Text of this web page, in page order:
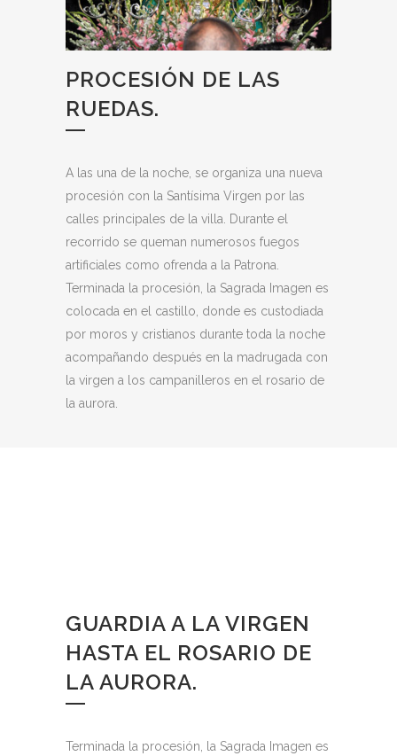
PROCESIÓN DE LAS
RUEDAS.
A las una de la noche, se organiza una nueva
procesión con la Santísima Virgen por las
calles principales de la villa. Durante el
recorrido se queman numerosos fuegos
artificiales como ofrenda a la Patrona.
Terminada la procesión, la Sagrada Imagen es
colocada en el castillo, donde es custodiada
por moros y cristianos durante toda la noche
acompañando después en la madrugada con
la virgen a los campanilleros en el rosario de
la aurora.
GUARDIA A LA VIRGEN
HASTA EL ROSARIO DE
LA AURORA.
Terminada la procesión, la Sagrada Imagen es